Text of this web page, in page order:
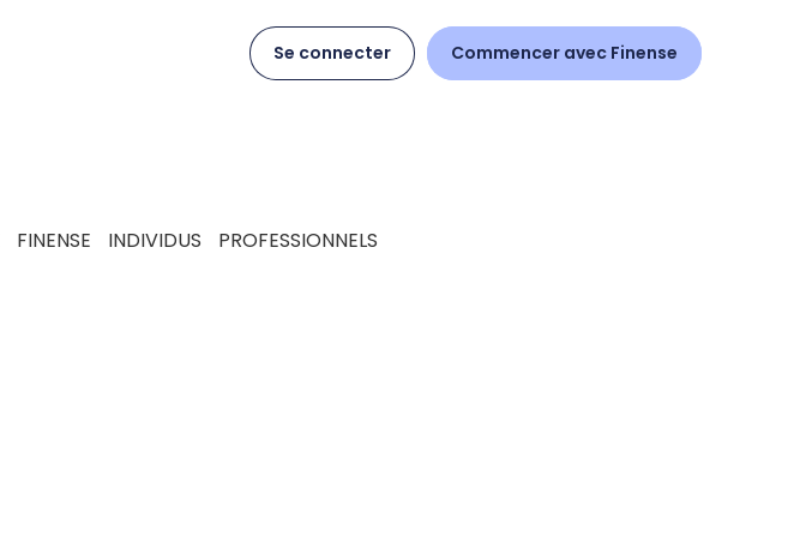
Se connecter Commencer avec Finense
FINENSE INDIVIDUS PROFESSIONNELS